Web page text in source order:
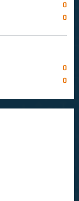
0
0
0
0